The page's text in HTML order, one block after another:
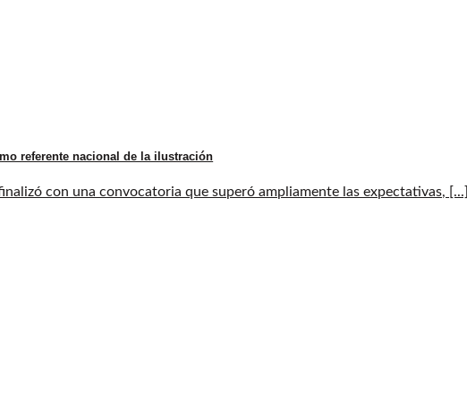
referente nacional de la ilustración
con una convocatoria que superó ampliamente las expectativas, [...]